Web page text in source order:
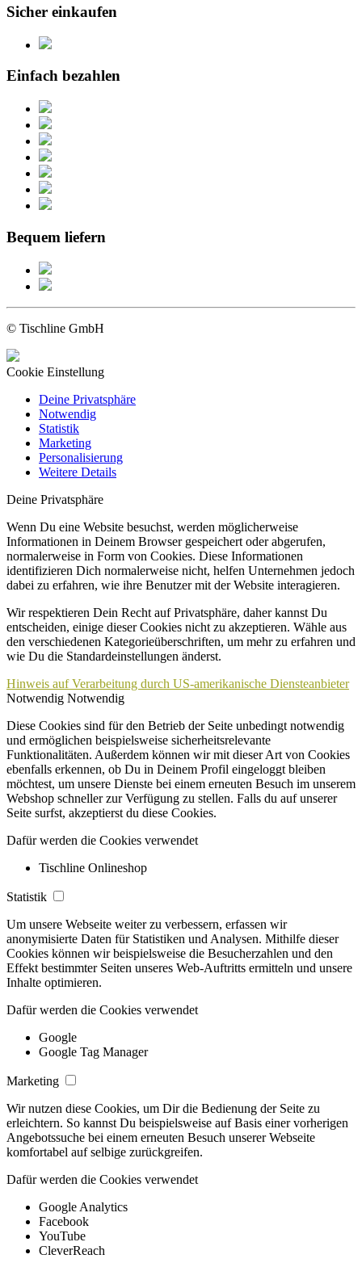
Sicher einkaufen
Einfach bezahlen
Bequem liefern
© Tischline GmbH
Cookie Einstellung
Deine Privatsphäre
Notwendig
Statistik
Marketing
Personalisierung
Weitere Details
Deine Privatsphäre
Wenn Du eine Website besuchst, werden möglicherweise
Informationen in Deinem Browser gespeichert oder abgerufen,
normalerweise in Form von Cookies. Diese Informationen
identifizieren Dich normalerweise nicht, helfen Unternehmen jedoch
dabei zu erfahren, wie ihre Benutzer mit der Website interagieren.
Wir respektieren Dein Recht auf Privatsphäre, daher kannst Du
entscheiden, einige dieser Cookies nicht zu akzeptieren. Wähle aus
den verschiedenen Kategorieüberschriften, um mehr zu erfahren und
wie Du die Standardeinstellungen änderst.
Hinweis auf Verarbeitung durch US-amerikanische Diensteanbieter
Notwendig Notwendig
Diese Cookies sind für den Betrieb der Seite unbedingt notwendig
und ermöglichen beispielsweise sicherheitsrelevante
Funktionalitäten. Außerdem können wir mit dieser Art von Cookies
ebenfalls erkennen, ob Du in Deinem Profil eingeloggt bleiben
möchtest, um unsere Dienste bei einem erneuten Besuch im unserem
Webshop schneller zur Verfügung zu stellen. Falls du auf unserer
Seite surfst, akzeptierst du diese Cookies.
Dafür werden die Cookies verwendet
Tischline Onlineshop
Statistik
Um unsere Webseite weiter zu verbessern, erfassen wir
anonymisierte Daten für Statistiken und Analysen. Mithilfe dieser
Cookies können wir beispielsweise die Besucherzahlen und den
Effekt bestimmter Seiten unseres Web-Auftritts ermitteln und unsere
Inhalte optimieren.
Dafür werden die Cookies verwendet
Google
Google Tag Manager
Marketing
Wir nutzen diese Cookies, um Dir die Bedienung der Seite zu
erleichtern. So kannst Du beispielsweise auf Basis einer vorherigen
Angebotssuche bei einem erneuten Besuch unserer Webseite
komfortabel auf selbige zurückgreifen.
Dafür werden die Cookies verwendet
Google Analytics
Facebook
YouTube
CleverReach